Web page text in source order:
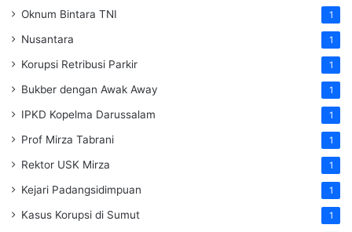
Oknum Bintara TNI 1
Nusantara 1
Korupsi Retribusi Parkir 1
Bukber dengan Awak Away 1
IPKD Kopelma Darussalam 1
Prof Mirza Tabrani 1
Rektor USK Mirza 1
Kejari Padangsidimpuan 1
Kasus Korupsi di Sumut 1